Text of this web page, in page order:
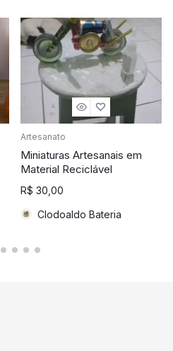
Artesanato
Miniaturas Artesanais em
Material Reciclável
R$ 30,00
Clodoaldo Bateria